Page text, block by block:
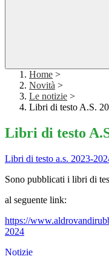
Home >
Novità >
Le notizie >
Libri di testo A.S.
Libri di testo
Libri di testo a.s. 2023-
Sono pubblicati i libri di
al seguente link:
https://
2024
Notizie